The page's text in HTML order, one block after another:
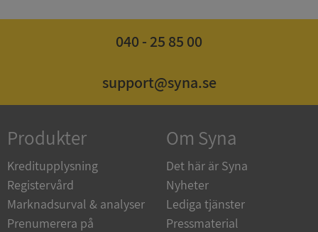
040 - 25 85 00
support@syna.se
Produkter
Kreditupplysning
Registervård
Marknadsurval & analyser
Prenumerera på
Om Syna
Det här är Syna
Nyheter
Lediga tjänster
Pressmaterial
Oklassificerade
Strikt nödvändiga kakor tillåter
användas ordentligt utan strikt nödvändiga cookies.
Namn
Leverantör
Domän
__RequestVerificationToken
Microsoft
Corporation
de.syna.se